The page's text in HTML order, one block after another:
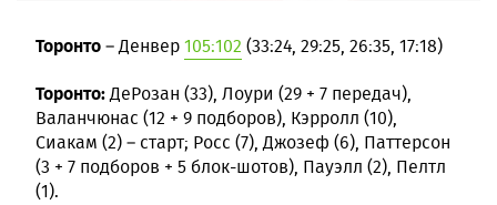
Торонто– Денвер105:102 (33:24, 29:25, 26:35, 17:18)
Торонто:ДеРозан (33), Лоури (29 + 7 передач),
Валанчюнас (12 + 9 подборов), Кэрролл (10),
Сиакам (2) – старт; Росс (7), Джозеф (6), Паттерсон
(3 + 7 подборов + 5 блок-шотов), Пауэлл (2), Пелтл
(1).